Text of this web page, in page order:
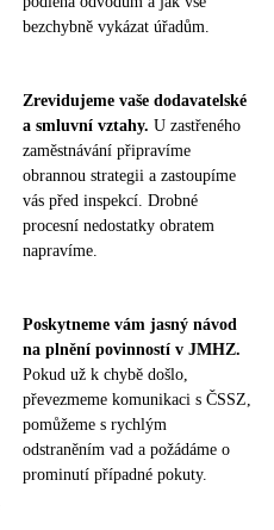
bezchybně vykázat úřadům.
Zrevidujeme vaše dodavatelské
a smluvní vztahy. U zastřeného
zaměstnávání připravíme
obrannou strategii a zastoupíme
vás před inspekcí. Drobné
procesní nedostatky obratem
napravíme.
Poskytneme vám jasný návod
na plnění povinností v JMHZ.
Pokud už k chybě došlo,
převezmeme komunikaci s ČSSZ,
pomůžeme s rychlým
odstraněním vad a požádáme o
prominutí případné pokuty.